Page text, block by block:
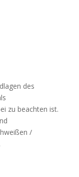
des
zu beachten ist.
/